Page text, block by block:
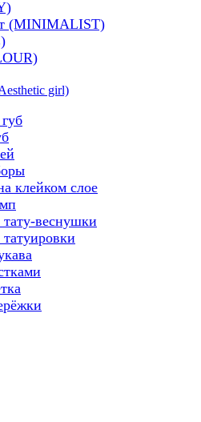
(MINIMALIST)
girl)
клейком слое
веснушки